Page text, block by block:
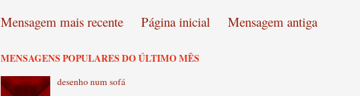
Mensagem mais recente Mensagem antiga
Página inicial
MENSAGENS POPULARES DO ÚLTIMO MÊS
desenho num sofá